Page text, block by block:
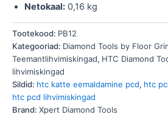
Netokaal: 0,16 kg
Tootekood: PB12
Kategooriad: Diamond Tools by Floor
Teemantlihvimiskingad, HTC Diamond
lihvimiskingad
Sildid: htc katte eemaldamine pcd, htc
htc pcd lihvimiskingad
Brand: Xpert Diamond Tools